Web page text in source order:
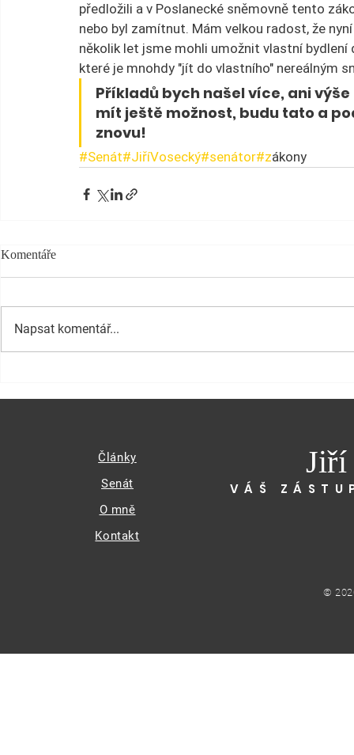
předložili a v Poslanecké sněmovně tento
nebo byl zamítnut. Mám velkou radost, že
několik let jsme mohli umožnit vlastní
které je mnohdy "jít do vlastního" nereálným
Příkladů bych našel více, ani
mít ještě možnost, budu tato a
znovu!
#Senát#JiříVosecký#senátor#zákony
Komentáře
Napsat komentář...
Články
Senát
O mně
Kontakt
Jiří
VÁŠ
©